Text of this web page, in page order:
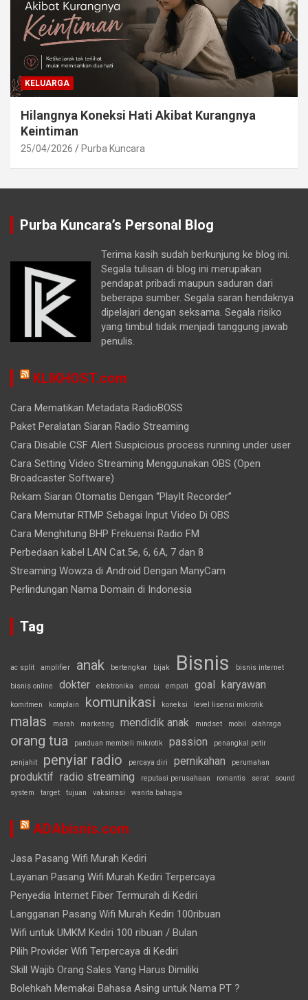
KELUARGA
Hilangnya Koneksi Hati Akibat Kurangnya
Keintiman
25/04/2026 Purba Kuncara
Purba Kuncara’s Personal Blog
Terima kasih sudah berkunjung ke blog ini.
Segala tulisan di blog ini merupakan
pendapat pribadi maupun saduran dari
beberapa sumber. Segala saran hendaknya
dipelajari dengan seksama. Segala risiko
yang timbul tidak menjadi tanggung jawab
penulis.
KLIKHOST.com
Cara Mematikan Metadata RadioBOSS
Paket Peralatan Siaran Radio Streaming
Cara Disable CSF Alert Suspicious process running under user
Cara Setting Video Streaming Menggunakan OBS (Open
Broadcaster Software)
Rekam Siaran Otomatis Dengan “PlayIt Recorder”
Cara Memutar RTMP Sebagai Input Video Di OBS
Cara Menghitung BHP Frekuensi Radio FM
Perbedaan kabel LAN Cat.5e, 6, 6A, 7 dan 8
Streaming Wowza di Android Dengan ManyCam
Perlindungan Nama Domain di Indonesia
Tag
ac split amplifier anak bertengkar bijak Bisnis bisnis internet
bisnis online dokter elektronika emosi empati goal karyawan
komitmen komplain komunikasi koneksi level lisensi mikrotik
malas marah marketing mendidik anak mindset mobil olahraga
orang tua panduan membeli mikrotik passion penangkal petir
penjahit penyiar radio percaya diri pernikahan perumahan
produktif radio streaming reputasi perusahaan romantis serat
sound
system
target tujuan vaksinasi wanita bahagia
ADAbisnis.com
Jasa Pasang Wifi Murah Kediri
Layanan Pasang Wifi Murah Kediri Terpercaya
Penyedia Internet Fiber Termurah di Kediri
Langganan Pasang Wifi Murah Kediri 100ribuan
Wifi untuk UMKM Kediri 100 ribuan / Bulan
Pilih Provider Wifi Terpercaya di Kediri
Skill Wajib Orang Sales Yang Harus Dimiliki
Bolehkah Memakai Bahasa Asing untuk Nama PT ?